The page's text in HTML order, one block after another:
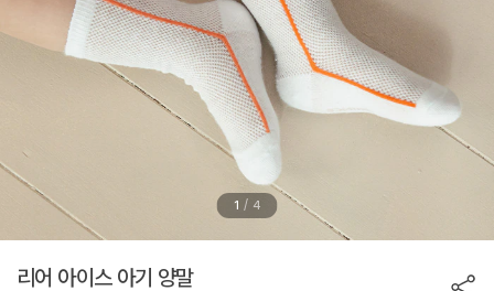
1 / 4
리어 아이스 아기 양말